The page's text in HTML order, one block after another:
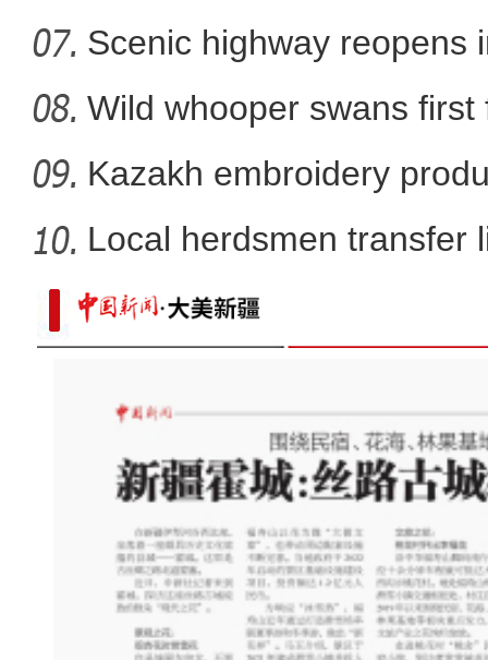
Scenic highway reopens
Wild whooper swans
X
Kazakh embroidery
vil
Local herdsmen transfer
p